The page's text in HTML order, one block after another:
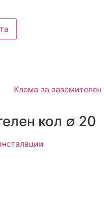
кол ∅ 20